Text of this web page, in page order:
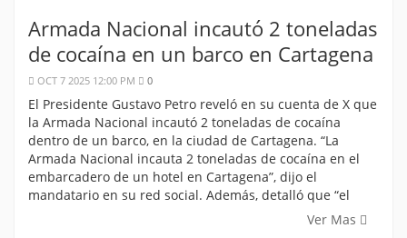
Armada Nacional incautó 2 toneladas
de cocaína en un barco en Cartagena
OCT 7 2025 12:00 PM 0
El Presidente Gustavo Petro reveló en su cuenta de X que
la Armada Nacional incautó 2 toneladas de cocaína
dentro de un barco, en la ciudad de Cartagena. “La
Armada Nacional incauta 2 toneladas de cocaína en el
embarcadero de un hotel en Cartagena”, dijo el
mandatario en su red social. Además, detalló que “el
Ver Mas